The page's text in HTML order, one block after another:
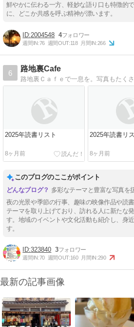
鮮やかに伝わる一方、軽妙な語り口も特徴的
に、どこか共感を呼ぶ精神が漂います。
2004548 4
週間IN:76 週間OUT:118 月間IN:266
6
路地裏Cafe
2025年読書リスト
8ヶ月前
2025年読書リ
8ヶ月前
このブログのここがポイント
多彩なテーマと豊富な写真を
夜の光景や季節の行事、趣味の映像作品や読
テーマを取り上げており、訪れる人に新たな
す。地域のイベントや文化活動も紹介し、身
す。
323840 3
週間IN:70 週間OUT:160 月間IN:290
最新の記事画像